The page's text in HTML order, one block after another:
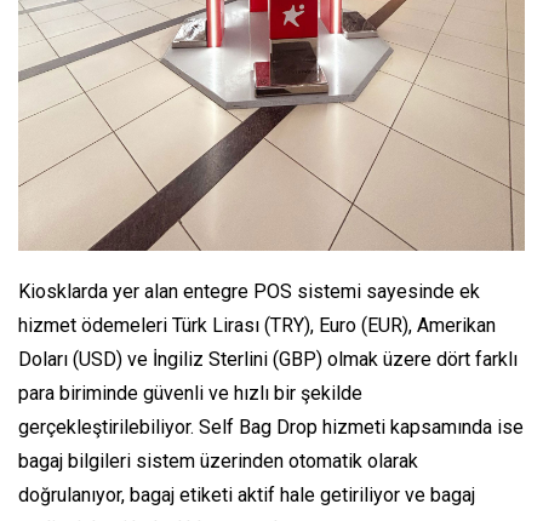
Kiosklarda yer alan entegre POS sistemi sayesinde ek
hizmet ödemeleri Türk Lirası (TRY), Euro (EUR), Amerikan
Doları (USD) ve İngiliz Sterlini (GBP) olmak üzere dört farklı
para biriminde güvenli ve hızlı bir şekilde
gerçekleştirilebiliyor. Self Bag Drop hizmeti kapsamında ise
bagaj bilgileri sistem üzerinden otomatik olarak
doğrulanıyor, bagaj etiketi aktif hale getiriliyor ve bagaj